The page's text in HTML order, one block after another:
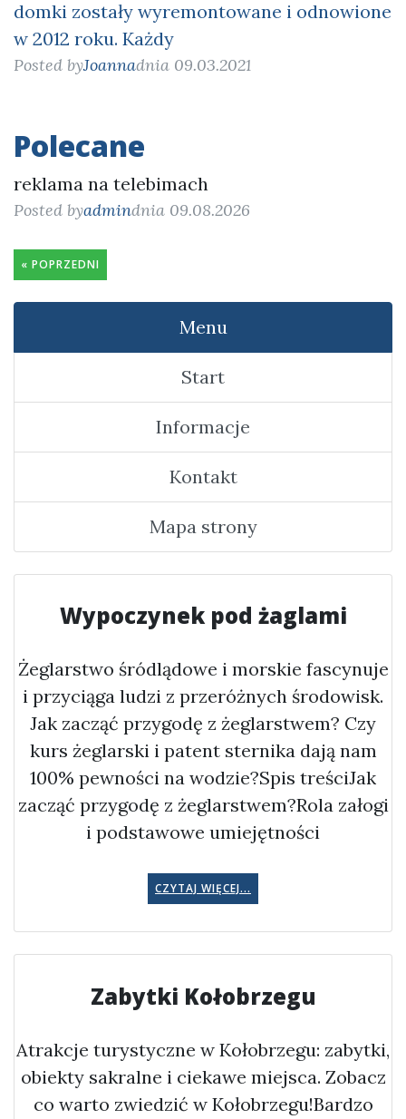
domki zostały wyremontowane i odnowione
w 2012 roku. Każdy
Posted byJoannadnia 09.03.2021
Polecane
reklama na telebimach
Posted byadmindnia 09.08.2026
« POPRZEDNI
Menu
Start
Informacje
Kontakt
Mapa strony
Wypoczynek pod żaglami
Żeglarstwo śródlądowe i morskie fascynuje
i przyciąga ludzi z przeróżnych środowisk.
Jak zacząć przygodę z żeglarstwem? Czy
kurs żeglarski i patent sternika dają nam
100% pewności na wodzie?Spis treściJak
zacząć przygodę z żeglarstwem?Rola załogi
i podstawowe umiejętności
CZYTAJ WIĘCEJ...
Zabytki Kołobrzegu
Atrakcje turystyczne w Kołobrzegu: zabytki,
obiekty sakralne i ciekawe miejsca. Zobacz
co warto zwiedzić w Kołobrzegu!Bardzo